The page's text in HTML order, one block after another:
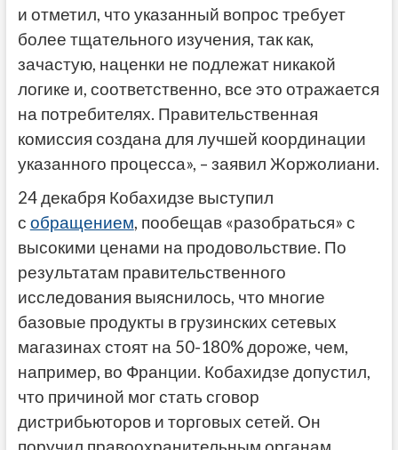
и отметил, что указанный вопрос требует
более тщательного изучения, так как,
зачастую, наценки не подлежат никакой
логике и, соответственно, все это отражается
на потребителях. Правительственная
комиссия создана для лучшей координации
указанного процесса», – заявил Жоржолиани.
24 декабря Кобахидзе выступил
с обращением, пообещав «разобраться» с
высокими ценами на продовольствие. По
результатам правительственного
исследования выяснилось, что многие
базовые продукты в грузинских сетевых
магазинах стоят на 50-180% дороже, чем,
например, во Франции. Кобахидзе допустил,
что причиной мог стать сговор
дистрибьюторов и торговых сетей. Он